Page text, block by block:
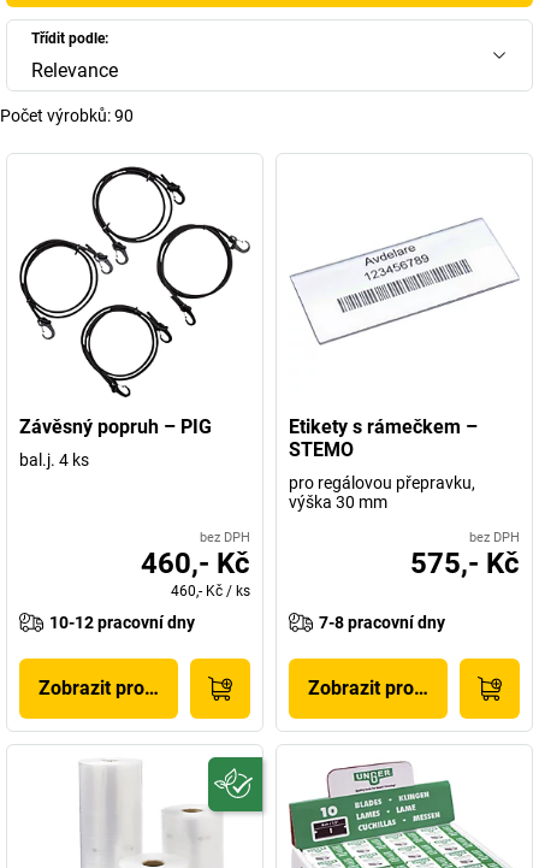
Třídit podle:
Relevance
Počet výrobků:90
Závěsný popruh – PIG
bal.j. 4 ks
bez DPH
460,- Kč
460,- Kč / ks
10-12 pracovní dny
Zobrazit produkt
Etikety s rámečkem –
STEMO
pro regálovou přepravku,
výška 30 mm
bez DPH
575,- Kč
7-8 pracovní dny
Zobrazit produkt